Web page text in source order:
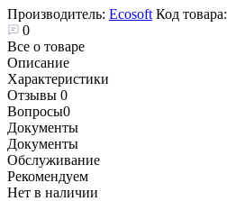
Производитель: Ecosoft Код товара:
0
Все о товаре
Описание
Характеристики
Отзывы 0
Вопросы0
Документы
Документы
Обслуживание
Рекомендуем
Нет в наличии